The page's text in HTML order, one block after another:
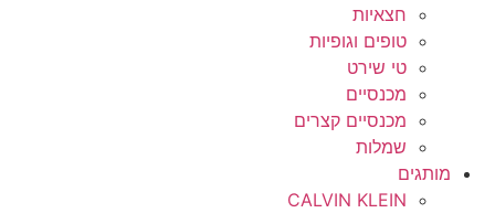
חצאיות
טופים וגופיות
טי שירט
מכנסיים
מכנסיים קצרים
שמלות
מותגים
CALVIN KLEIN